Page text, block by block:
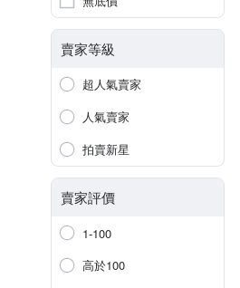
賣家等級
超人氣賣家
人氣賣家
拍賣新星
賣家評價
1-100
高於100